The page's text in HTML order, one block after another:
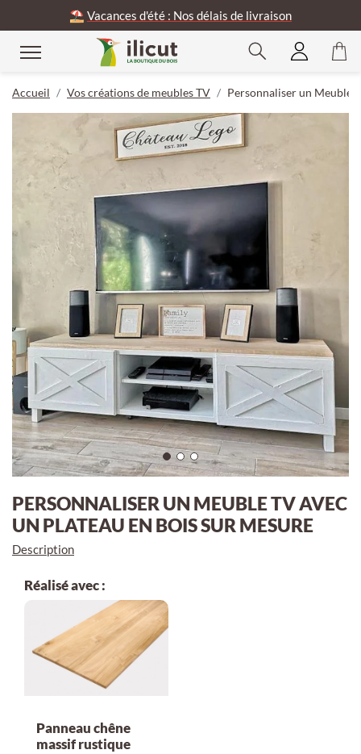
⛱️ Vacances d'été : Nos délais de livraison
Accueil Vos créations de meubles TV Personnaliser un Meuble
PERSONNALISER UN MEUBLE TV AVEC
UN PLATEAU EN BOIS SUR MESURE
Description
Réalisé avec :
Panneau chêne
massif rustique